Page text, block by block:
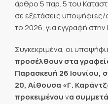
άρθρο 5 παρ. 5 του
σε εξετάσεις υποψήφιες/
το 2026, για εγγραφή
Συγκεκριμένα, οι
προσέλθουν στα
Παρασκευή 26 Ιουνίου,
20, Αίθουσα «Γ.
προκειμένουνα